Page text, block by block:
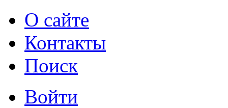
О сайте
Контакты
Поиск
Войти